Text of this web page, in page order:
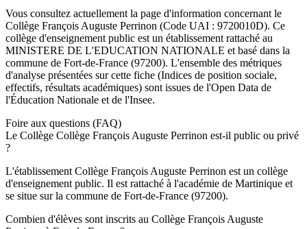
Vous consultez actuellement la page d'information concernant le
Collège François Auguste Perrinon (Code UAI : 9720010D). Ce
collège d'enseignement public est un établissement rattaché au
MINISTERE DE L'EDUCATION NATIONALE et basé dans la
commune de Fort-de-France (97200). L'ensemble des métriques
d'analyse présentées sur cette fiche (Indices de position sociale,
effectifs, résultats académiques) sont issues de l'Open Data de
l'Éducation Nationale et de l'Insee.
Foire aux questions (FAQ)
Le Collège Collège François Auguste Perrinon est-il public ou privé
?
L'établissement Collège François Auguste Perrinon est un collège
d'enseignement public. Il est rattaché à l'académie de Martinique et
se situe sur la commune de Fort-de-France (97200).
Combien d'élèves sont inscrits au Collège François Auguste